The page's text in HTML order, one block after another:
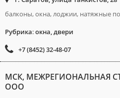
балконы, окна, лоджии, натяжные
Рубрика:окна, двери
+7 (8452) 32-48-07
МСК, МЕЖРЕГИОНАЛЬНАЯ
ООО